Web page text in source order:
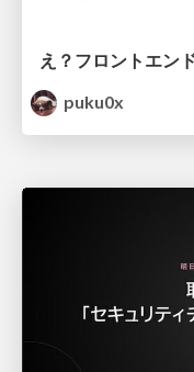
puku0x